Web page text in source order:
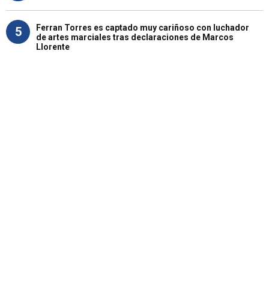
5
Ferran Torres es captado muy cariñoso con luchador
de artes marciales tras declaraciones de Marcos
Llorente